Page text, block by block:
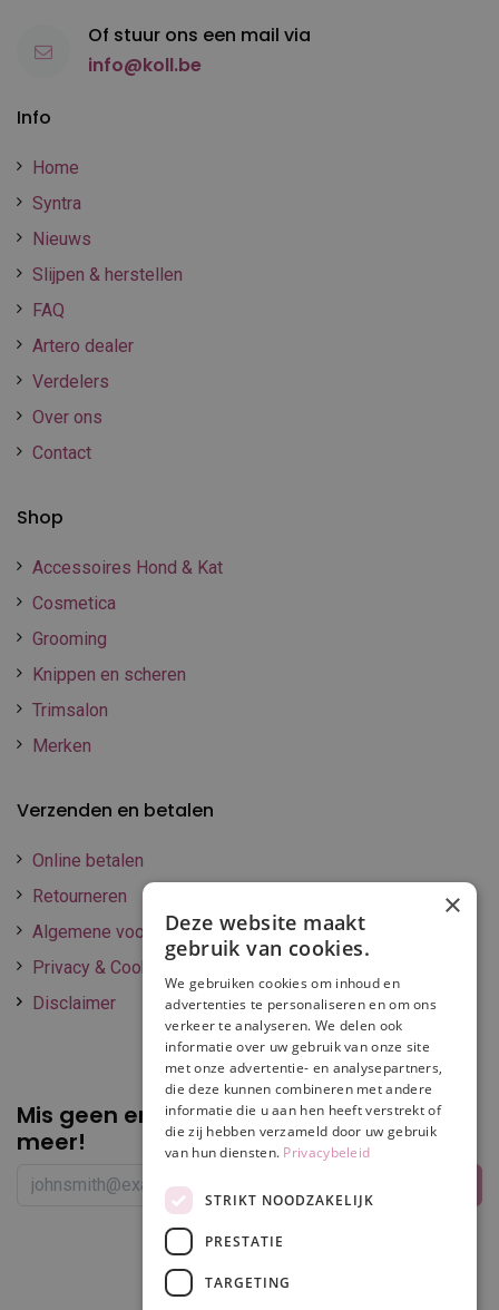
Info
Home
Syntra
Nieuws
Slijpen & herstellen
FAQ
Artero dealer
Verdelers
Over ons
Contact
Shop
Accessoires Hond & Kat
Cosmetica
Grooming
Knippen en scheren
Trimsalon
Merken
Verzenden en betalen
Online betalen
Retourneren
Algemene voorwaarden
Privacy & Cookie policy
Disclaimer
Mis geen enkelepromotie of korting
meer!
Of stuur ons een mail via
info@koll.be
×
Deze website maakt
gebruik van cookies.
We gebruiken cookies om inhoud en
advertenties te personaliseren en om ons
verkeer te analyseren. We delen ook
informatie over uw gebruik van onze site
met onze advertentie- en analysepartners,
die deze kunnen combineren met andere
informatie die u aan hen heeft verstrekt of
die zij hebben verzameld door uw gebruik
van hun diensten. Privacybeleid
STRIKT NOODZAKELIJK
PRESTATIE
TARGETING